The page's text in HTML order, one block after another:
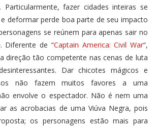
fazer cidades inteiras se
deformar perde boa parte de seu impacto
se reúnem para apenas sair no
Diferente de “Captain America: Civil War“,
direção tão competente nas cenas de luta
Dar chicotes mágicos e
não fazem muitos favores a uma
envolve o espectador. Não é nem uma
as acrobacias de uma Viúva Negra, pois
os personagens estão mais para